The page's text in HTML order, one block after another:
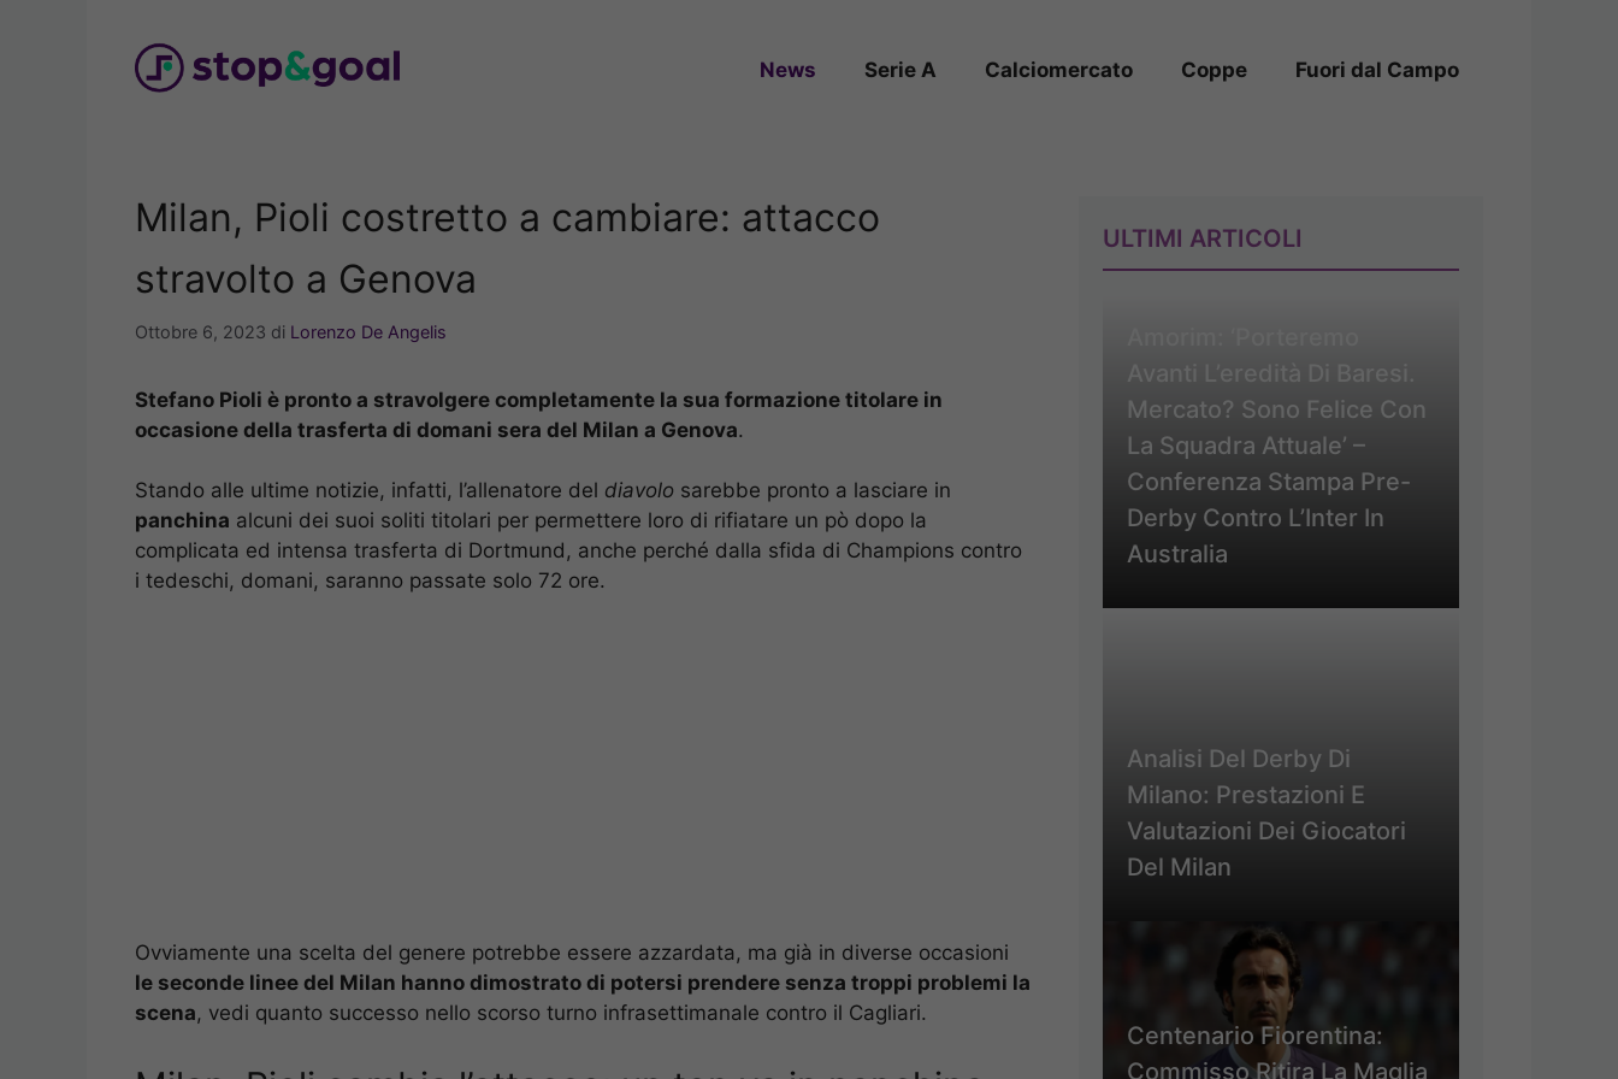
News Serie A Calciomercato Coppe Fuori dal Campo
Milan, Pioli costretto a cambiare: attacco
stravolto a Genova
Ottobre 6, 2023 di Lorenzo De Angelis
Stefano Pioli è pronto a stravolgere completamente la sua formazione titolare in
occasione della trasferta di domani sera del Milan a Genova.
Stando alle ultime notizie, infatti, l’allenatore del diavolo sarebbe pronto a lasciare in
panchina alcuni dei suoi soliti titolari per permettere loro di rifiatare un pò dopo la
complicata ed intensa trasferta di Dortmund, anche perché dalla sfida di Champions contro
i tedeschi, domani, saranno passate solo 72 ore.
Ovviamente una scelta del genere potrebbe essere azzardata, ma già in diverse occasioni
le seconde linee del Milan hanno dimostrato di potersi prendere senza troppi problemi la
scena, vedi quanto successo nello scorso turno infrasettimanale contro il Cagliari.
ULTIMI ARTICOLI
Avanti L’eredità Di Baresi.
Mercato? Sono Felice Con
La Squadra Attuale’ –
Conferenza Stampa Pre-
Derby Contro L’Inter In
Australia
Analisi Del Derby Di
Milano: Prestazioni E
Valutazioni Dei Giocatori
Del Milan
Centenario Fiorentina:
Commisso Ritira La Maglia